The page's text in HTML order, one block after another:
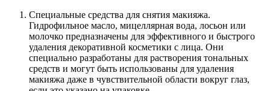
Специальные средства для снятия макияжа.
Гидрофильное масло, мицеллярная вода, лосьон или
молочко предназначены для эффективного и быстрого
удаления декоративной косметики с лица. Они
специально разработаны для растворения тональных
средств и могут быть использованы для удаления
макияжа даже в чувствительной области вокруг глаз,